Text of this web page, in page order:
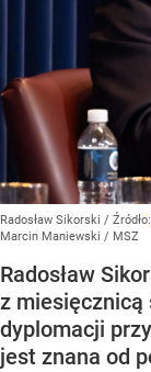
Radosław Sikorski / Źródło:
Marcin Maniewski / MSZ
Radosław
z miesięcznicą
dyplomacji
jest znana od